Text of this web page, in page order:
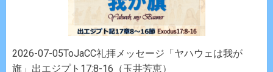
2026-07-05ToJaCC礼拝メッセージ「ヤハウェは我が
旗」出エジプト17:8-16（玉井芳恵）